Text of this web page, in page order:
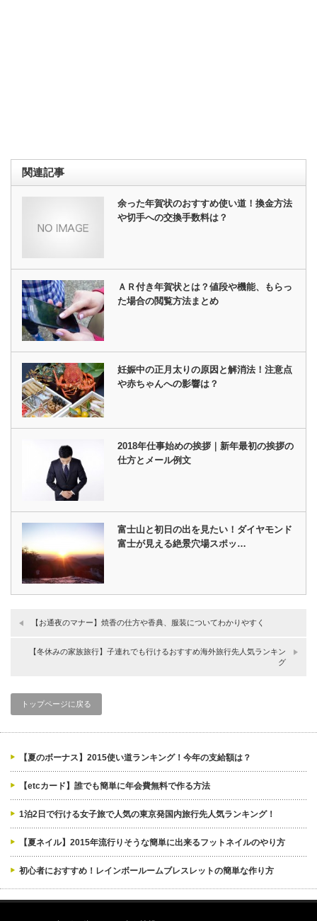
関連記事
余った年賀状のおすすめ使い道！換金方法
や切手への交換手数料は？
ＡＲ付き年賀状とは？値段や機能、もらっ
た場合の閲覧方法まとめ
妊娠中の正月太りの原因と解消法！注意点
や赤ちゃんへの影響は？
2018年仕事始めの挨拶｜新年最初の挨拶の
仕方とメール例文
富士山と初日の出を見たい！ダイヤモンド
富士が見える絶景穴場スポッ…
【お通夜のマナー】焼香の仕方や香典、服装についてわかりやすく
【冬休みの家族旅行】子連れでも行けるおすすめ海外旅行先人気ランキン
グ
トップページに戻る
【夏のボーナス】2015使い道ランキング！今年の支給額は？
【etcカード】誰でも簡単に年会費無料で作る方法
1泊2日で行ける女子旅で人気の東京発国内旅行先人気ランキング！
【夏ネイル】2015年流行りそうな簡単に出来るフットネイルのやり方
初心者におすすめ！レインボールームブレスレットの簡単な作り方